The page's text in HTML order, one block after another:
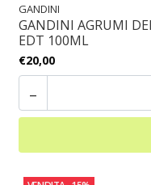
GANDINI
GANDINI AGRUMI
EDT 100ML
€20,00
-